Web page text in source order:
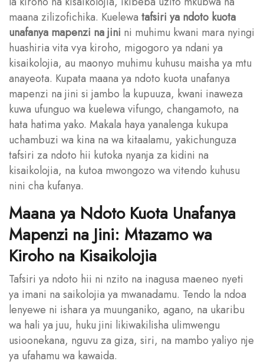
maana zilizofichika. Kuelewa tafsiri ya ndoto kuota
unafanya mapenzi na jini ni muhimu kwani mara nyingi
huashiria vita vya kiroho, migogoro ya ndani ya
kisaikolojia, au maonyo muhimu kuhusu maisha ya mtu
anayeota. Kupata maana ya ndoto kuota unafanya
mapenzi na jini si jambo la kupuuza, kwani inaweza
kuwa ufunguo wa kuelewa vifungo, changamoto, na
hata hatima yako. Makala haya yanalenga kukupa
uchambuzi wa kina na wa kitaalamu, yakichunguza
tafsiri za ndoto hii kutoka nyanja za kidini na
kisaikolojia, na kutoa mwongozo wa vitendo kuhusu
nini cha kufanya.
Maana ya Ndoto Kuota Unafanya
Mapenzi na Jini: Mtazamo wa
Kiroho na Kisaikolojia
Tafsiri ya ndoto hii ni nzito na inagusa maeneo nyeti
ya imani na saikolojia ya mwanadamu. Tendo la ndoa
lenyewe ni ishara ya muunganiko, agano, na ukaribu
wa hali ya juu, huku jini likiwakilisha ulimwengu
usioonekana, nguvu za giza, siri, na mambo yaliyo nje
ya ufahamu wa kawaida.